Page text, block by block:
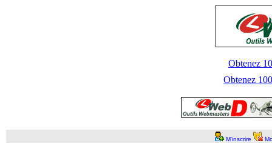
Obtenez
Obtenez
M'inscrire